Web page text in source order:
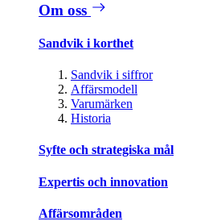
Om oss
Sandvik i korthet
Sandvik i siffror
Affärsmodell
Varumärken
Historia
Syfte och strategiska mål
Expertis och innovation
Affärsområden